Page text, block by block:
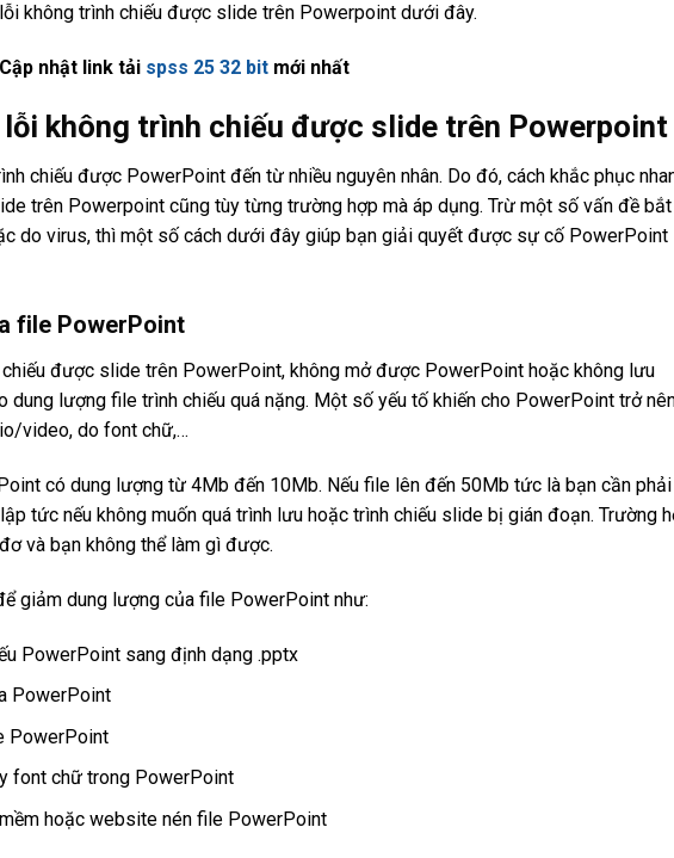
không trình chiếu được slide trên Powerpoint dưới đây.
nhật link tải spss 25 32 bit ​ mới nhất
lỗi không trình chiếu được slide trên Powerpoint
chiếu được PowerPoint đến từ nhiều nguyên nhân. Do đó, cách khắc phục
trên Powerpoint cũng tùy từng trường hợp mà áp dụng. Trừ một số vấn đề bắt
do virus, thì một số cách dưới đây giúp bạn giải quyết được sự cố PowerPoint
file PowerPoint
được slide trên PowerPoint, không mở được PowerPoint hoặc không lưu
lượng file trình chiếu quá nặng. Một số yếu tố khiến cho PowerPoint trở
video, do font chữ,…
có dung lượng từ 4Mb đến 10Mb. Nếu file lên đến 50Mb tức là bạn cần phải
tức nếu không muốn quá trình lưu hoặc trình chiếu slide bị gián đoạn. Trường
và bạn không thể làm gì được.
giảm dung lượng của file PowerPoint như:
PowerPoint sang định dạng .pptx
PowerPoint
PowerPoint
font chữ trong PowerPoint
hoặc website nén file PowerPoint